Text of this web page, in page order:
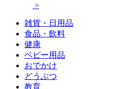
>
雑貨・日用品
食品・飲料
健康
ベビー用品
おでかけ
どうぶつ
教育